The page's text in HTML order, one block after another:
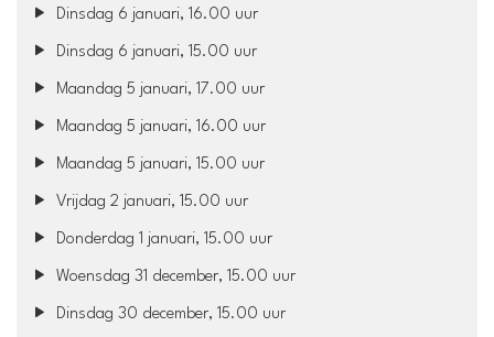
Dinsdag 6 januari, 16.00 uur
Dinsdag 6 januari, 15.00 uur
Maandag 5 januari, 17.00 uur
Maandag 5 januari, 16.00 uur
Maandag 5 januari, 15.00 uur
Vrijdag 2 januari, 15.00 uur
Donderdag 1 januari, 15.00 uur
Woensdag 31 december, 15.00 uur
Dinsdag 30 december, 15.00 uur